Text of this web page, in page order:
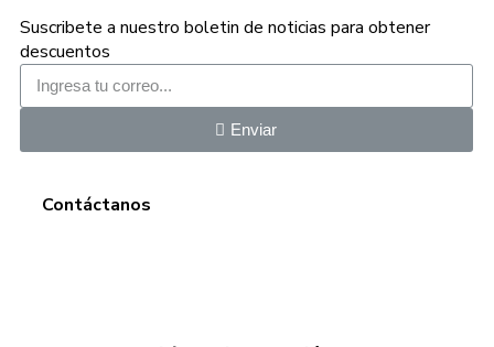
Suscribete a nuestro boletin de noticias para obtener
descuentos
Enviar
Contáctanos